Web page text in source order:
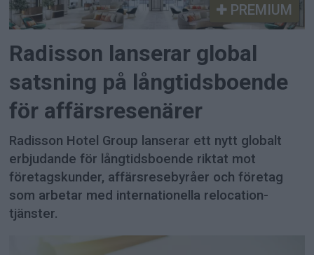
PREMIUM
Radisson lanserar global
satsning på långtidsboende
för affärsresenärer
Radisson Hotel Group lanserar ett nytt globalt
erbjudande för långtidsboende riktat mot
företagskunder, affärsresebyråer och företag
som arbetar med internationella relocation-
tjänster.